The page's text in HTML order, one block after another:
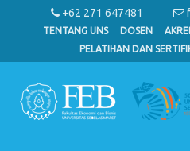
+62 271 647481
TENTANG UNS DOSEN
PELATIHAN DAN